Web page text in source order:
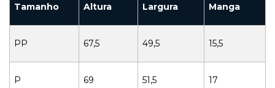
Tamanho Altura Largura Manga
PP 67,5 49,5 15,5
P 69 51,5 17